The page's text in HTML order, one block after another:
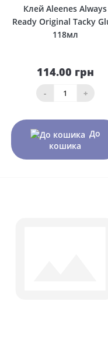
Клей Aleenes Always
Ready Original Tacky
118мл
114.00 грн
- +
До
кошика